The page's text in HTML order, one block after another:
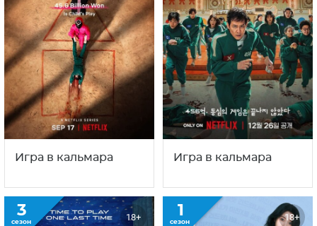
Игра в кальмара Игра в кальмара
3
сезон 18+ 1
сезон 18+